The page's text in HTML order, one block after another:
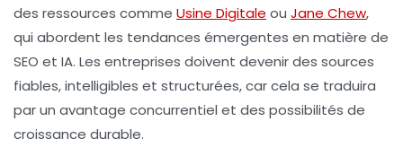
des ressources comme Usine Digitale ou Jane Chew,
qui abordent les tendances émergentes en matière de
SEO et IA. Les entreprises doivent devenir des sources
fiables, intelligibles et structurées, car cela se traduira
par un avantage concurrentiel et des possibilités de
croissance durable.